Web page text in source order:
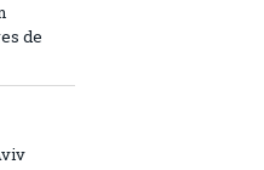
de